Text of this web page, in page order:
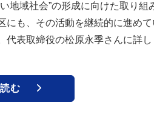
地域社会”の形成に向けた取り組
にも、その活動を継続的に進めて
代表取締役の松原永季さんに詳し
む